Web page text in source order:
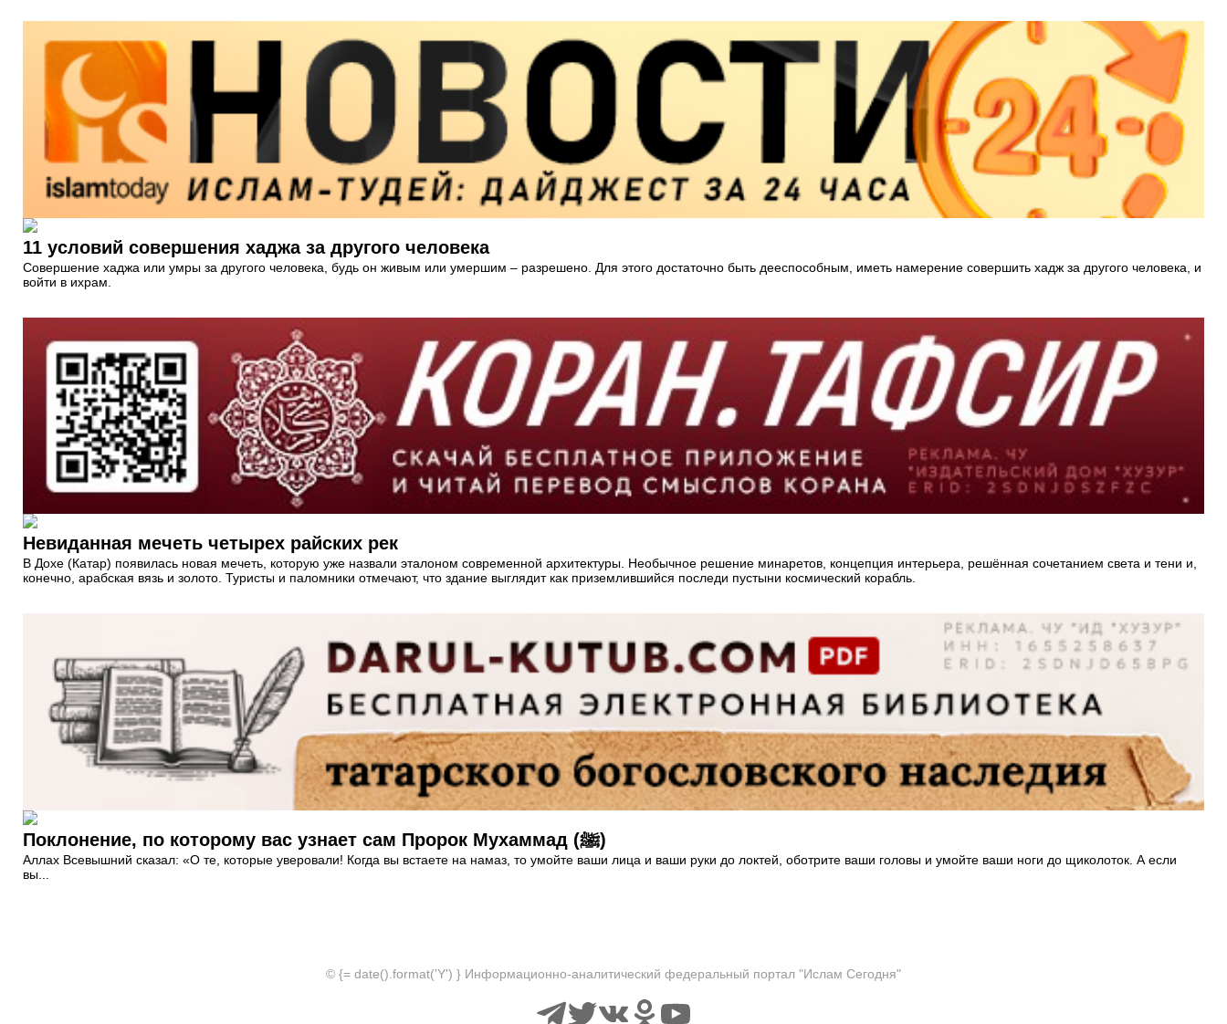
11 условий совершения хаджа за другого человека
Совершение хаджа или умры за другого человека, будь он живым или умершим – разрешено. Для этого достаточно быть дееспособным, иметь намерение совершить хадж за другого человека, и
войти в ихрам.
Невиданная мечеть четырех райских рек
В Дохе (Катар) появилась новая мечеть, которую уже назвали эталоном современной архитектуры. Необычное решение минаретов, концепция интерьера, решённая сочетанием света и тени и,
конечно, арабская вязь и золото. Туристы и паломники отмечают, что здание выглядит как приземлившийся последи пустыни космический корабль.
Поклонение, по которому вас узнает сам Пророк Мухаммад (ﷺ)
Аллах Всевышний сказал: «О те, которые уверовали! Когда вы встаете на намаз, то умойте ваши лица и ваши руки до локтей, оботрите ваши головы и умойте ваши ноги до щиколоток. А если
вы...
© {= date().format('Y') } Информационно-аналитический федеральный портал "Ислам Сегодня"